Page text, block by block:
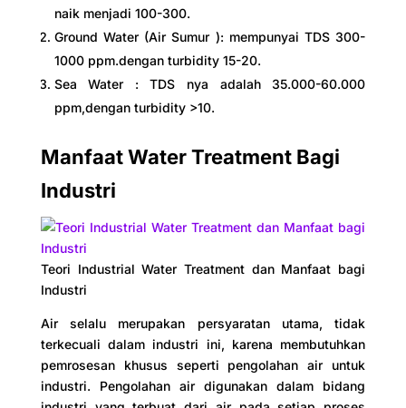
naik menjadi 100-300.
Ground Water (Air Sumur ): mempunyai TDS 300-
1000 ppm.dengan turbidity 15-20.
Sea Water : TDS nya adalah 35.000-60.000
ppm,dengan turbidity >10.
Manfaat Water Treatment Bagi
Industri
Teori Industrial Water Treatment dan Manfaat bagi
Industri
Air selalu merupakan persyaratan utama, tidak
terkecuali dalam industri ini, karena membutuhkan
pemrosesan khusus seperti pengolahan air untuk
industri. Pengolahan air digunakan dalam bidang